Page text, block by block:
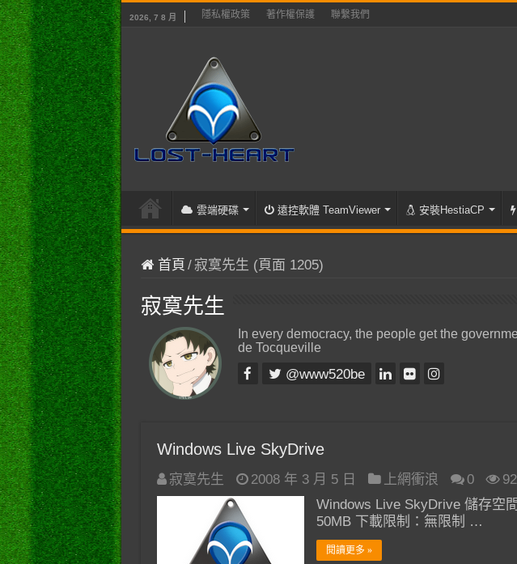
2026, 7 8 月 隱私權政策 著作權保護 聯繫我們
雲端硬碟 遠控軟體 TeamViewer 安裝HestiaCP
首頁 /寂寞先生 (頁面 1205)
寂寞先生
In every democracy, the people get the
de Tocqueville
@www520be
Windows Live SkyDrive
寂寞先生 2008 年 3 月 5 日 上網衝浪 0
92
Windows Live SkyDrive 儲存空
50MB 下載限制：無限制 …
閱讀更多 »